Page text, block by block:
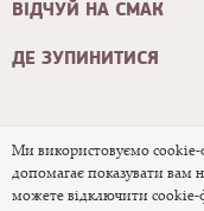
ВІДЧУЙ НА СМАК
ДЕ ЗУПИНИТИСЯ
© 2026 Офіційний
Ми використовуємо
допомагає показувати вам
можете відключити